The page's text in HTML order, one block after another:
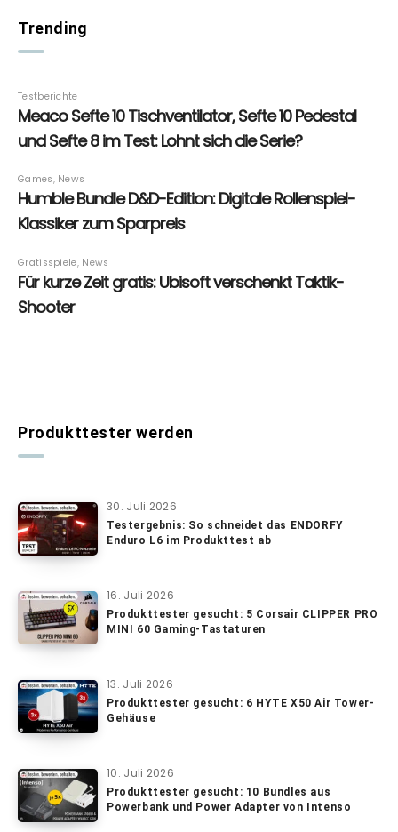
Trending
Produkttester werden
30. Juli 2026
Testergebnis: So schneidet das ENDORFY
Enduro L6 im Produkttest ab
16. Juli 2026
Produkttester gesucht: 5 Corsair CLIPPER PRO
MINI 60 Gaming-Tastaturen
13. Juli 2026
Produkttester gesucht: 6 HYTE X50 Air Tower-
Gehäuse
10. Juli 2026
Produkttester gesucht: 10 Bundles aus
Powerbank und Power Adapter von Intenso